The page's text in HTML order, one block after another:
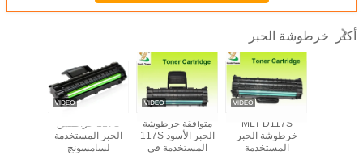
أكثر خرطوشة الحبر
117S خراطيش
الحبر المستخدمة
لسامسونج
متوافقة خرطوشة
الحبر الأسود 117S
المستخدمة في
MLT-D117S
خرطوشة الحبر
المستخدمة